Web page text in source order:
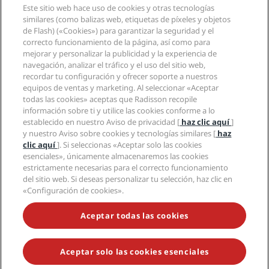
Nuevos hoteles y próximas aperturas
Aplicación de Radisson Hotels
Hoteles Sports Approved
Hoteles ideales para familias
Salud y seguridad
Radisson Hotel Group
Medios
Empleos en RHG
Empleos en PPHE
Empleos en EHL
The Club by RHG
Oportunidades de desarrollo
Responsabilidad social corporativa
Compras
Información legal
Centro de privacidad
Aviso legal
Términos y condiciones de Radisson Rewards
Acuerdo de uso del sitio
Accesibilidad digital
Declaración sobre la esclavitud moderna
Ayuda
Avisos al consumidor
Contacto
Preguntas frecuentes
Mapa del sitio
Redes sociales
Marcas de Radisson Hotels
NO TE PIERDAS NUESTRAS OFERTAS MÁS POPULARES
© 2026 Radisson Hotel Group.Todos los derechos reservados. RHG
Radisson Hotel Group, Radisson, Radisson RED, Radisson Blu, Radisson
Este sitio web hace uso de cookies y otras tecnologías
similares (como balizas web, etiquetas de píxeles y objetos
de Flash) («Cookies») para garantizar la seguridad y el
correcto funcionamiento de la página, así como para
mejorar y personalizar la publicidad y la experiencia de
navegación, analizar el tráfico y el uso del sitio web,
recordar tu configuración y ofrecer soporte a nuestros
equipos de ventas y marketing. Al seleccionar «Aceptar
todas las cookies» aceptas que Radisson recopile
información sobre ti y utilice las cookies conforme a lo
establecido en nuestro Aviso de privacidad [ haz clic aquí]
y nuestro Aviso sobre cookies y tecnologías similares [ haz
clic aquí]. Si seleccionas «Aceptar solo las cookies
esenciales», únicamente almacenaremos las cookies
estrictamente necesarias para el correcto funcionamiento
del sitio web. Si deseas personalizar tu selección, haz clic en
«Configuración de cookies».
Aceptar todas las cookies
Aceptar solo las cookies esenciales